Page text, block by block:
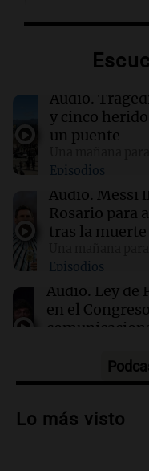
Una
Una mañana
A sus 25 años,
necesita un
14:00 Sociedad
Casi la mitad de
templos lo hace
13:57 Una mañana
Tragedia en
heridos tras
Audio.
y cinco
un puente
Episodios
Audio. Messi
Rosario para
tras la muerte
Episodios
Audio. Ley de
en el
Audio.
tradicional
Lo más visto